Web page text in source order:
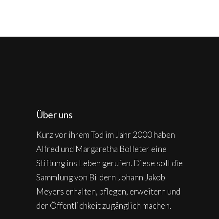
Über uns
Kurz vor ihrem Tod im Jahr 2000 haben
Alfred und Margaretha Bolleter eine
Stiftung ins Leben gerufen. Diese soll die
Sammlung von Bildern Johann Jakob
Meyers erhalten, pflegen, erweitern und
der Öffentlichkeit zugänglich machen.